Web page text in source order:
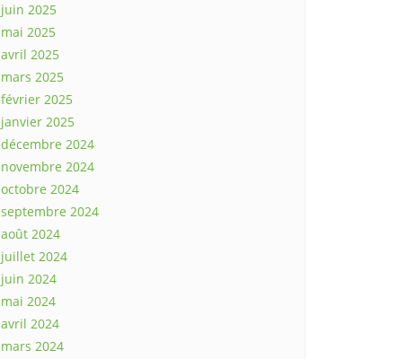
juin 2025
mai 2025
avril 2025
mars 2025
février 2025
janvier 2025
décembre 2024
novembre 2024
octobre 2024
septembre 2024
août 2024
juillet 2024
juin 2024
mai 2024
avril 2024
mars 2024